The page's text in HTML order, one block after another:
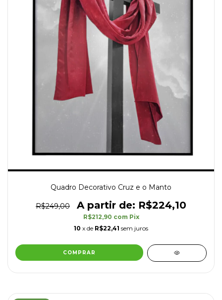
Quadro Decorativo Cruz e o Manto
R$249,00 R$224,10
R$212,90 com Pix
10 x de R$22,41 sem juros
COMPRAR